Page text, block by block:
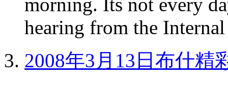
hearing from the
2008年3月13日布什精